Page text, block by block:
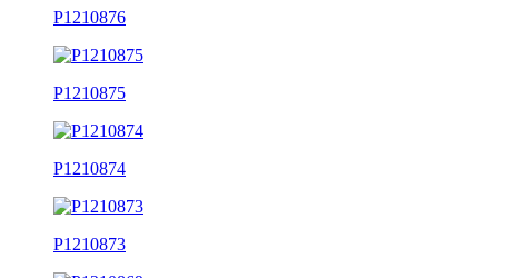
P1210876
P1210875
P1210874
P1210873